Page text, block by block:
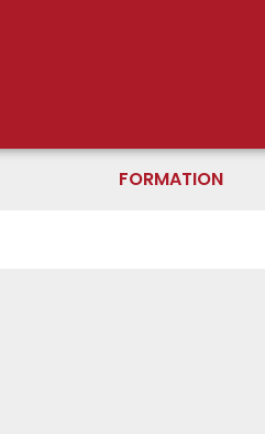
FORMATION